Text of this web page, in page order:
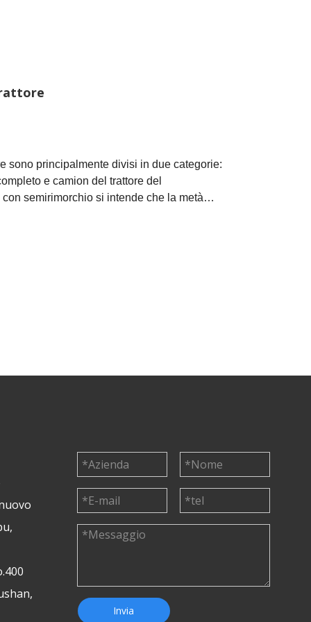
sono principalmente divisi in due categorie:
e camion del trattore del
semirimorchio si intende che la metà
dietro l'autocarro porta parte del peso del
Invia